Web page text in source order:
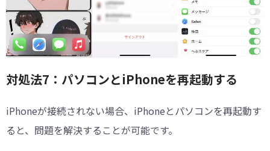
対処法7：パソコンとiPhoneを再起動する
iPhoneが接続されない場合、iPhoneとパソコンを再起動す
ると、問題を解決することが可能です。